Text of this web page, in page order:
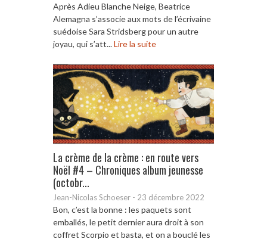
Après Adieu Blanche Neige, Beatrice
Alemagna s’associe aux mots de l’écrivaine
suédoise Sara Stridsberg pour un autre
joyau, qui s’att...Lire la suite
La crème de la crème : en route vers
Noël #4 – Chroniques album jeunesse
(octobr...
Jean-Nicolas Schoeser - 23 décembre 2022
Bon, c’est la bonne : les paquets sont
emballés, le petit dernier aura droit à son
coffret Scorpio et basta, et on a bouclé les